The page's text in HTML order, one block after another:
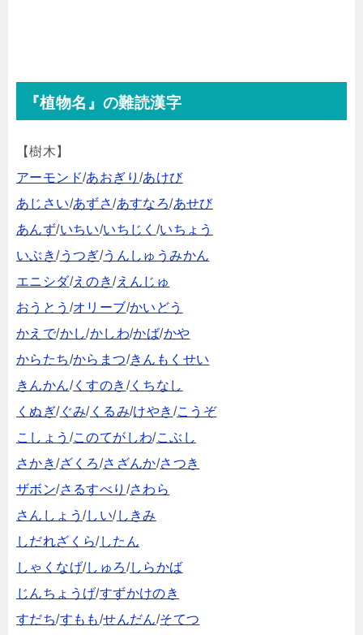
『植物名』の難読漢字
【樹木】
アーモンド/あおぎり/あけび
あじさい/あずさ/あすなろ/あせび
あんず/いちい/いちじく /いちょう
いぶき/うつぎ/うんしゅうみかん
エニシダ/えのき/えんじゅ
おうとう /オリーブ/かいどう
かえで/かし/かしわ/かば/かや
からたち/からまつ/きんもくせい
きんかん/くすのき /くちなし
くぬぎ/ぐみ/くるみ/けやき /こうぞ
こしょう /このてがしわ/こぶし
さかき/ざくろ/さざんか/さつき
ザボン/さるすべり /さわら
さんしょう /しい/しきみ
しだれざくら/したん
しゃくなげ/しゅろ/しらかば
じんちょうげ/すずかけのき
すだち/すもも/せんだん/そてつ